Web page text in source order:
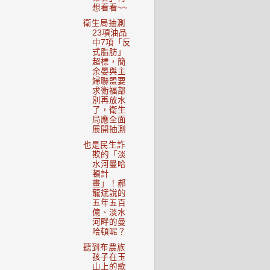
想看看~~
衛生局抽測
23項油品
中7項「反
式脂肪」
超標，簡
余晏與主
婦聯盟要
求衛福部
別再放水
了，衛生
局應全面
展開抽測
也是民生詐
欺的「淡
水河曼哈
頓計
畫」！郝
龍斌說的
五年五百
億、淡水
河畔的曼
哈頓呢？
聽到布農族
孩子在玉
山上的歌